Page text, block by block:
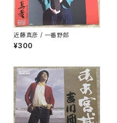
近藤真彦 / 一番野郎
¥300